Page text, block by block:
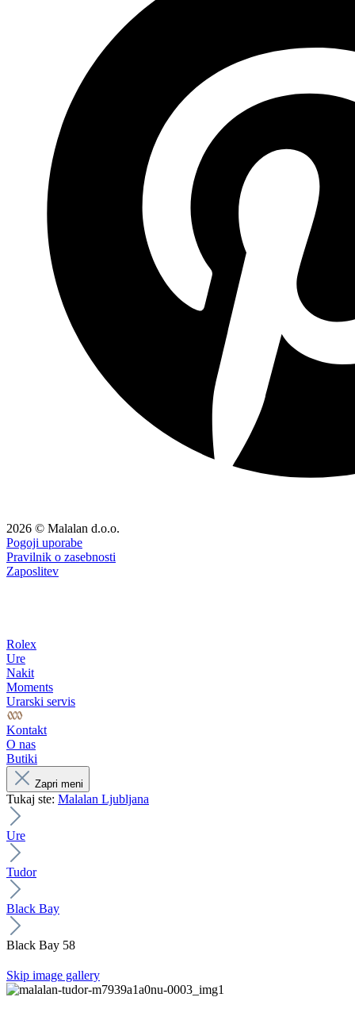
2026 © Malalan d.o.o.
Pogoji uporabe
Pravilnik o zasebnosti
Zaposlitev
Rolex
Ure
Nakit
Moments
Urarski servis
Kontakt
O nas
Butiki
Zapri meni
Tukaj ste: Malalan Ljubljana
Ure
Tudor
Black Bay
Black Bay 58
Skip image gallery